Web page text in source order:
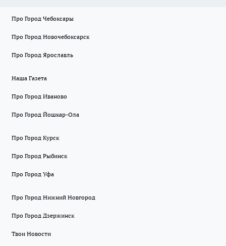
Про Город Чебоксары
Про Город Новочебоксарск
Про Город Ярославль
Наша Газета
Про Город Иваново
Про Город Йошкар-Ола
Про Город Курск
Про Город Рыбинск
Про Город Уфа
Про Город Нижний Новгород
Про Город Дзержинск
Твои Новости